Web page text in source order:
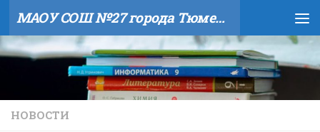
Skip to content МАОУ СОШ №27 города Тюмени
НОВОСТИ